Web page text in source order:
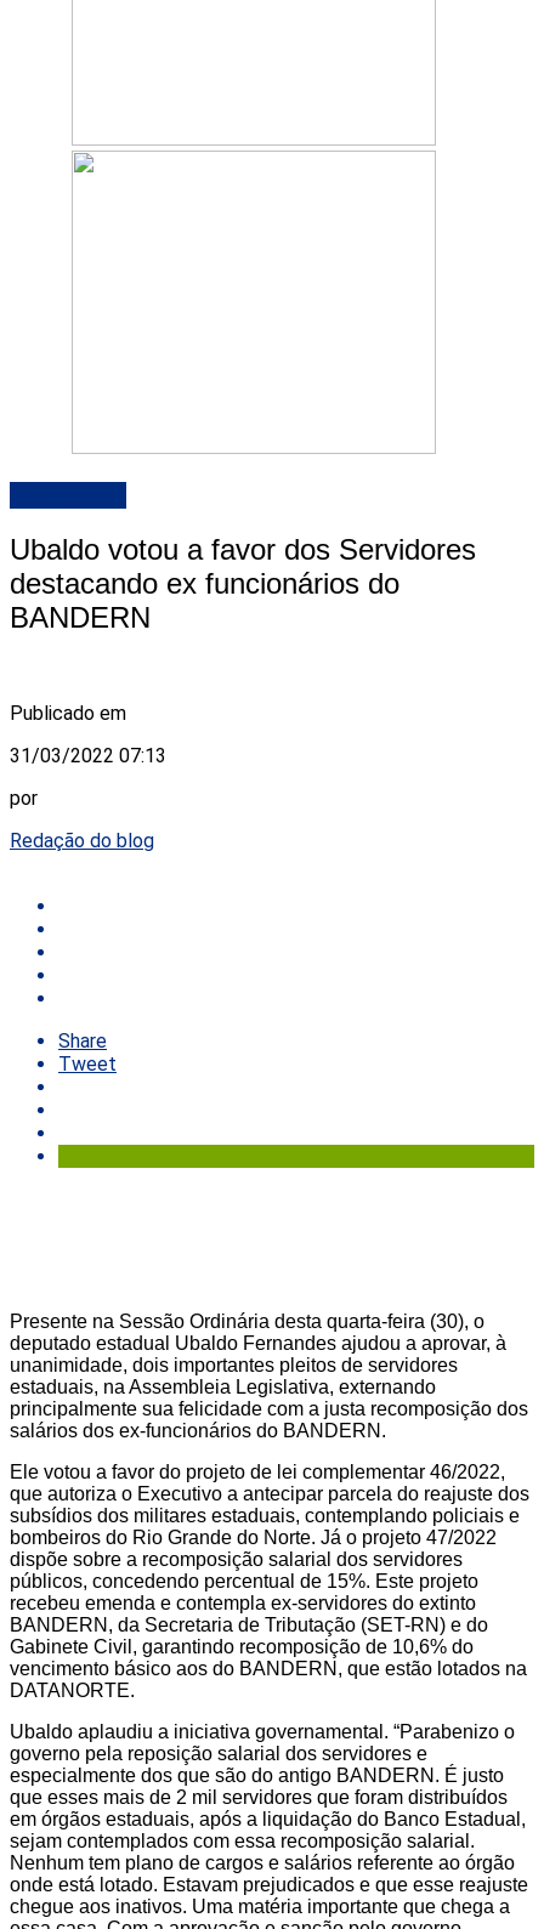
Ubaldo votou a favor dos Servidores
destacando ex funcionários do
BANDERN
Publicado em
31/03/2022 07:13
por
Redação do blog
Share
Tweet
Presente na Sessão Ordinária desta quarta-feira (30), o
deputado estadual Ubaldo Fernandes ajudou a aprovar, à
unanimidade, dois importantes pleitos de servidores
estaduais, na Assembleia Legislativa, externando
principalmente sua felicidade com a justa recomposição dos
salários dos ex-funcionários do BANDERN.
Ele votou a favor do projeto de lei complementar 46/2022,
que autoriza o Executivo a antecipar parcela do reajuste dos
subsídios dos militares estaduais, contemplando policiais e
bombeiros do Rio Grande do Norte. Já o projeto 47/2022
dispõe sobre a recomposição salarial dos servidores
públicos, concedendo percentual de 15%. Este projeto
recebeu emenda e contempla ex-servidores do extinto
BANDERN, da Secretaria de Tributação (SET-RN) e do
Gabinete Civil, garantindo recomposição de 10,6% do
vencimento básico aos do BANDERN, que estão lotados na
DATANORTE.
Ubaldo aplaudiu a iniciativa governamental. “Parabenizo o
governo pela reposição salarial dos servidores e
especialmente dos que são do antigo BANDERN. É justo
que esses mais de 2 mil servidores que foram distribuídos
em órgãos estaduais, após a liquidação do Banco Estadual,
sejam contemplados com essa recomposição salarial.
Nenhum tem plano de cargos e salários referente ao órgão
onde está lotado. Estavam prejudicados e que esse reajuste
chegue aos inativos. Uma matéria importante que chega a